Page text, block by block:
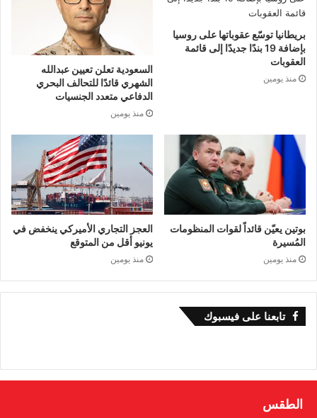
بريطانيا توسّع عقوباتها على روسيا
بإضافة 19 بندًا جديدًا إلى قائمة
العقوبات
منذ يومين
السعودية تعلن تعيين عبدالله
الشهري قائدًا للتحالف البحري
الدفاعي متعدد الجنسيات
منذ يومين
بوتين يعيّن قائداً لقوات المنظومات
المُسيرة
منذ يومين
العجز التجاري الأميركي ينخفض في
يونيو أقل من المتوقع
منذ يومين
تابعنا على فيسبوك
الطقس